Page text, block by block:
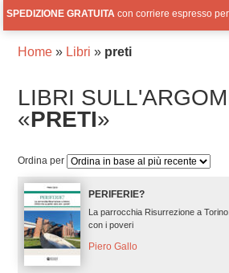
SPEDIZIONE GRATUITA con corriere espresso
Home» Libri » preti
LIBRI
«PRETI»
Ordina per
PERIFERIE?
La parrocchia Risurrezione a
con i poveri
Piero Gallo